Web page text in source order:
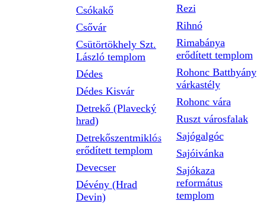
Csókakő
Csővár
Csütörtökhely Szt.
László templom
Dédes
Dédes Kisvár
Detrekő (Plavecký
hrad)
Detrekőszentmiklós
erődített templom
Devecser
Dévény (Hrad
Devin)
Rezi
Rihnó
Rimabánya
erődített templom
Rohonc Batthyány
várkastély
Rohonc vára
Ruszt városfalak
Sajógalgóc
Sajóivánka
Sajókaza
református
templom